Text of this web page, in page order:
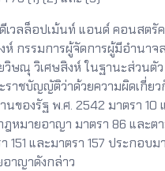
ล็อปเม้นท์ แอนด์ คอนสตรัค
ห์ กรรมการผู้จัดการผู้มีอำนาจ
ษณุ วิเศษสิงห์ ในฐานะส่วนตั
าชบัญญัติว่าด้วยความผิดเกี่ยว
ของรัฐ พ.ศ. 2542 มาตรา 10
หมายอาญา มาตรา 86 และต
และมาตรา 157 ประกอบม
าญาดังกล่าว